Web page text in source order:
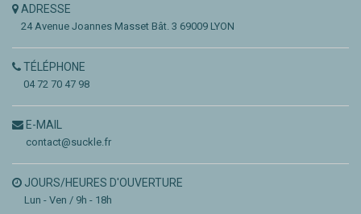
ADRESSE
24 Avenue Joannes Masset Bât. 3 69009 LYON
TÉLÉPHONE
04 72 70 47 98
E-MAIL
contact@suckle.fr
JOURS/HEURES D'OUVERTURE
Lun - Ven / 9h - 18h